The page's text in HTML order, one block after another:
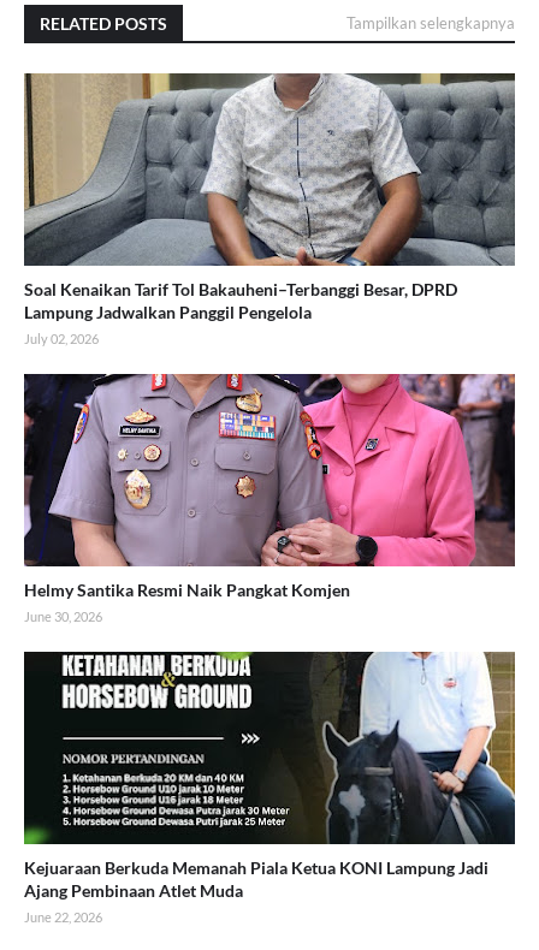
RELATED POSTS Tampilkan selengkapnya
Soal Kenaikan Tarif Tol Bakauheni–Terbanggi Besar, DPRD
Lampung Jadwalkan Panggil Pengelola
July 02, 2026
Helmy Santika Resmi Naik Pangkat Komjen
June 30, 2026
Kejuaraan Berkuda Memanah Piala Ketua KONI Lampung Jadi
Ajang Pembinaan Atlet Muda
June 22, 2026